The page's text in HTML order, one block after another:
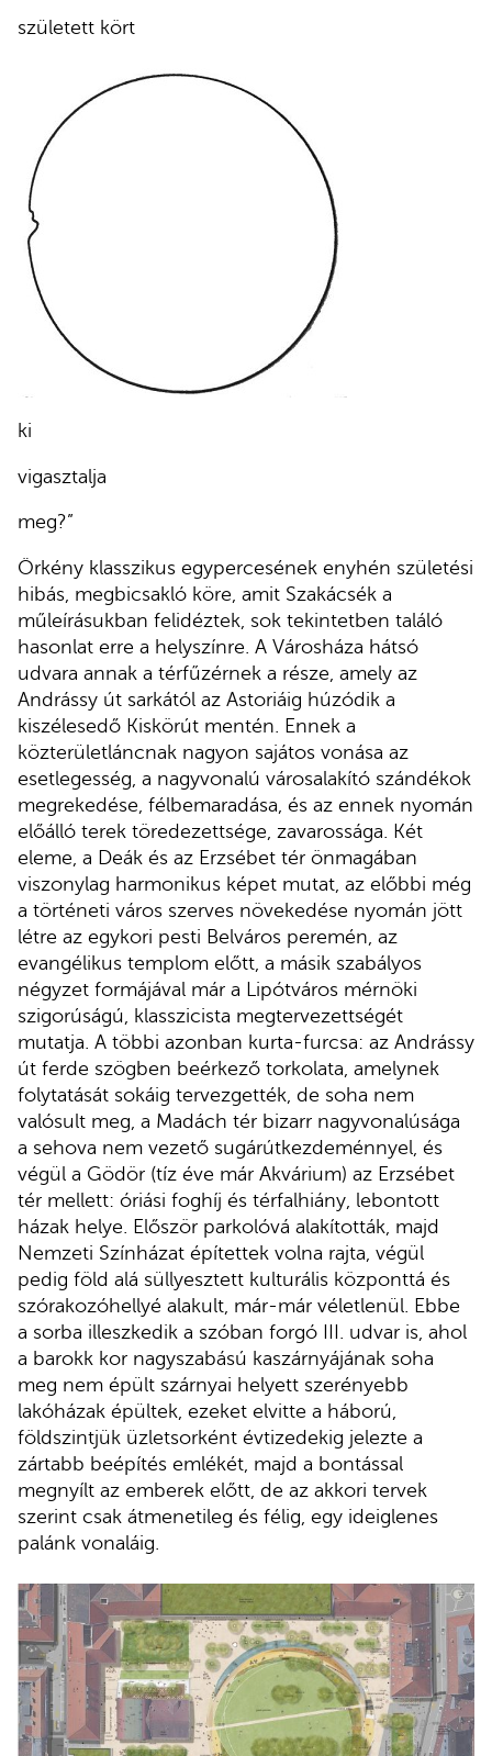
született kört
ki
vigasztalja
meg?”
Örkény klasszikus egypercesének enyhén születési
hibás, megbicsakló köre, amit Szakácsék a
műleírásukban felidéztek, sok tekintetben találó
hasonlat erre a helyszínre. A Városháza hátsó
udvara annak a térfűzérnek a része, amely az
Andrássy út sarkától az Astoriáig húzódik a
kiszélesedő Kiskörút mentén. Ennek a
közterületláncnak nagyon sajátos vonása az
esetlegesség, a nagyvonalú városalakító szándékok
megrekedése, félbemaradása, és az ennek nyomán
előálló terek töredezettsége, zavarossága. Két
eleme, a Deák és az Erzsébet tér önmagában
viszonylag harmonikus képet mutat, az előbbi még
a történeti város szerves növekedése nyomán jött
létre az egykori pesti Belváros peremén, az
evangélikus templom előtt, a másik szabályos
négyzet formájával már a Lipótváros mérnöki
szigorúságú, klasszicista megtervezettségét
mutatja. A többi azonban kurta-furcsa: az Andrássy
út ferde szögben beérkező torkolata, amelynek
folytatását sokáig tervezgették, de soha nem
valósult meg, a Madách tér bizarr nagyvonalúsága
a sehova nem vezető sugárútkezdeménnyel, és
végül a Gödör (tíz éve már Akvárium) az Erzsébet
tér mellett: óriási foghíj és térfalhiány, lebontott
házak helye. Először parkolóvá alakították, majd
Nemzeti Színházat építettek volna rajta, végül
pedig föld alá süllyesztett kulturális központtá és
szórakozóhellyé alakult, már-már véletlenül. Ebbe
a sorba illeszkedik a szóban forgó III. udvar is, ahol
a barokk kor nagyszabású kaszárnyájának soha
meg nem épült szárnyai helyett szerényebb
lakóházak épültek, ezeket elvitte a háború,
földszintjük üzletsorként évtizedekig jelezte a
zártabb beépítés emlékét, majd a bontással
megnyílt az emberek előtt, de az akkori tervek
szerint csak átmenetileg és félig, egy ideiglenes
palánk vonaláig.